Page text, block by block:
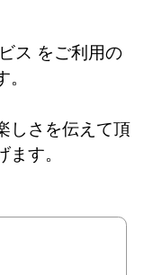
ス をご利用の
しさを伝えて頂
す。